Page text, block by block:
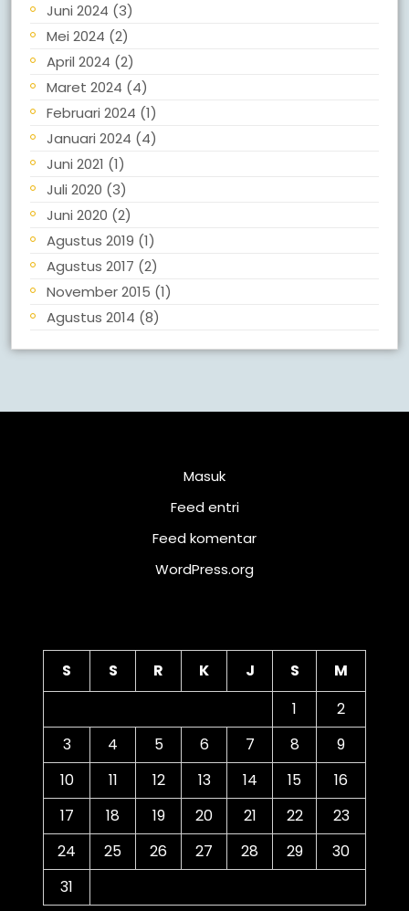
Juni 2024 (3)
Mei 2024 (2)
April 2024 (2)
Maret 2024 (4)
Februari 2024 (1)
Januari 2024 (4)
Juni 2021 (1)
Juli 2020 (3)
Juni 2020 (2)
Agustus 2019 (1)
Agustus 2017 (2)
November 2015 (1)
Agustus 2014 (8)
Masuk
Feed entri
Feed komentar
WordPress.org
S S R K J S
M
1
2
3
4 5 6 7 8
9
10
11 12 13 14 15
16
17
18 19 20 21 22
23
24
25 26 27 28 29
30
31